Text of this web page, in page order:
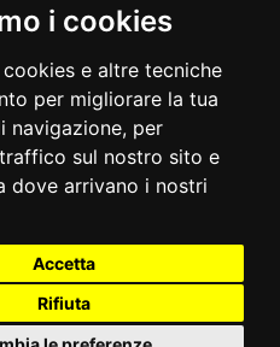
i cookies
e altre tecniche
per migliorare la tua
navigazione, per
sul nostro sito e
dove arrivano i nostri
Accetta
Rifiuta
PRODUTTIVE
MODULI
PER LA SEMPLIFICAZIONE
Venezia Giulia
feedback
preferenze cookie